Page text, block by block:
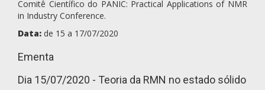
Comitê Científico do PANIC: Practical Applications of NMR
in Industry Conference.
Data: de 15 a 17/07/2020
Ementa
Dia 15/07/2020 - Teoria da RMN no estado sólido